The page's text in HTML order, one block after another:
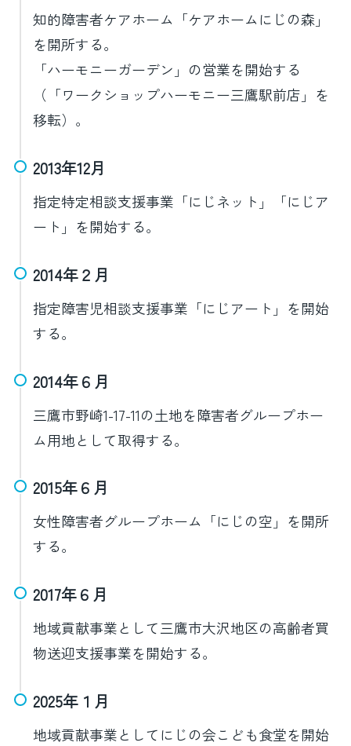
知的障害者ケアホーム「ケアホームにじの森」
を開所する。
「ハーモニーガーデン」の営業を開始する
（「ワークショップハーモニー三鷹駅前店」を
移転）。
2013年12月
指定特定相談支援事業「にじネット」「にじア
ート」を開始する。
2014年２月
指定障害児相談支援事業「にじアート」を開始
する。
2014年６月
三鷹市野崎1-17-11の土地を障害者グループホー
ム用地として取得する。
2015年６月
女性障害者グループホーム「にじの空」を開所
する。
2017年６月
地域貢献事業として三鷹市大沢地区の高齢者買
物送迎支援事業を開始する。
2025年１月
地域貢献事業としてにじの会こども食堂を開始